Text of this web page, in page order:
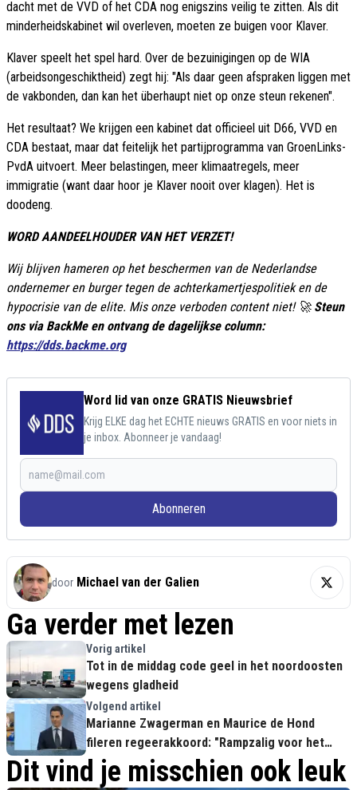
dacht met de VVD of het CDA nog enigszins veilig te zitten. Als dit
minderheidskabinet wil overleven, moeten ze buigen voor Klaver.
Klaver speelt het spel hard. Over de bezuinigingen op de WIA
(arbeidsongeschiktheid) zegt hij: "Als daar geen afspraken liggen met
de vakbonden, dan kan het überhaupt niet op onze steun rekenen".
Het resultaat? We krijgen een kabinet dat officieel uit D66, VVD en
CDA bestaat, maar dat feitelijk het partijprogramma van GroenLinks-
PvdA uitvoert. Meer belastingen, meer klimaatregels, meer
immigratie (want daar hoor je Klaver nooit over klagen). Het is
doodeng.
WORD AANDEELHOUDER VAN HET VERZET!
Wij blijven hameren op het beschermen van de Nederlandse
ondernemer en burger tegen de achterkamertjespolitiek en de
hypocrisie van de elite. Mis onze verboden content niet! 🚀 Steun
ons via BackMe en ontvang de dagelijkse column:
https://dds.backme.org
Word lid van onze GRATIS Nieuwsbrief
Krijg ELKE dag het ECHTE nieuws GRATIS en voor niets in
je inbox. Abonneer je vandaag!
Abonneren
door Michael van der Galien
Ga verder met lezen
Vorig artikel
Tot in de middag code geel in het noordoosten
wegens gladheid
Volgend artikel
Marianne Zwagerman en Maurice de Hond
fileren regeerakkoord: "Rampzalig voor het
platteland"
Dit vind je misschien ook leuk